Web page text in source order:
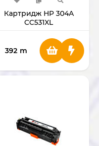
Картридж HP 304A
CC531XL
392 m